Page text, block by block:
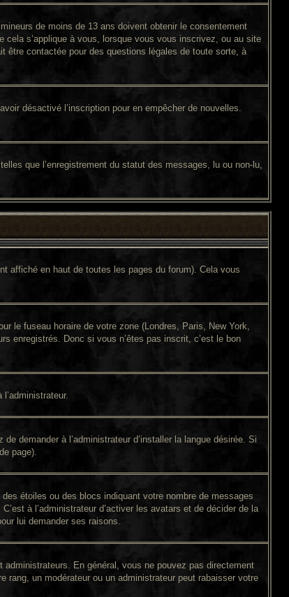
de moins de 13 ans doivent obtenir le consentement
cela s’applique à vous, lorsque vous vous inscrivez, ou au site
être contactée pour des questions légales de toute sorte, à
désactivé l’inscription pour en empêcher de nouvelles.
que l’enregistrement du statut des messages, lu ou non-lu,
affiché en haut de toutes les pages du forum). Cela vous
le fuseau horaire de votre zone (Londres, Paris, New York,
enregistrés. Donc si vous n’êtes pas inscrit, c’est le bon
demander à l’administrateur d’installer la langue désirée. Si
page).
étoiles ou des blocs indiquant votre nombre de messages
à l’administrateur d’activer les avatars et de décider de la
lui demander ses raisons.
En général, vous ne pouvez pas directement
rang, un modérateur ou un administrateur peut rabaisser votre